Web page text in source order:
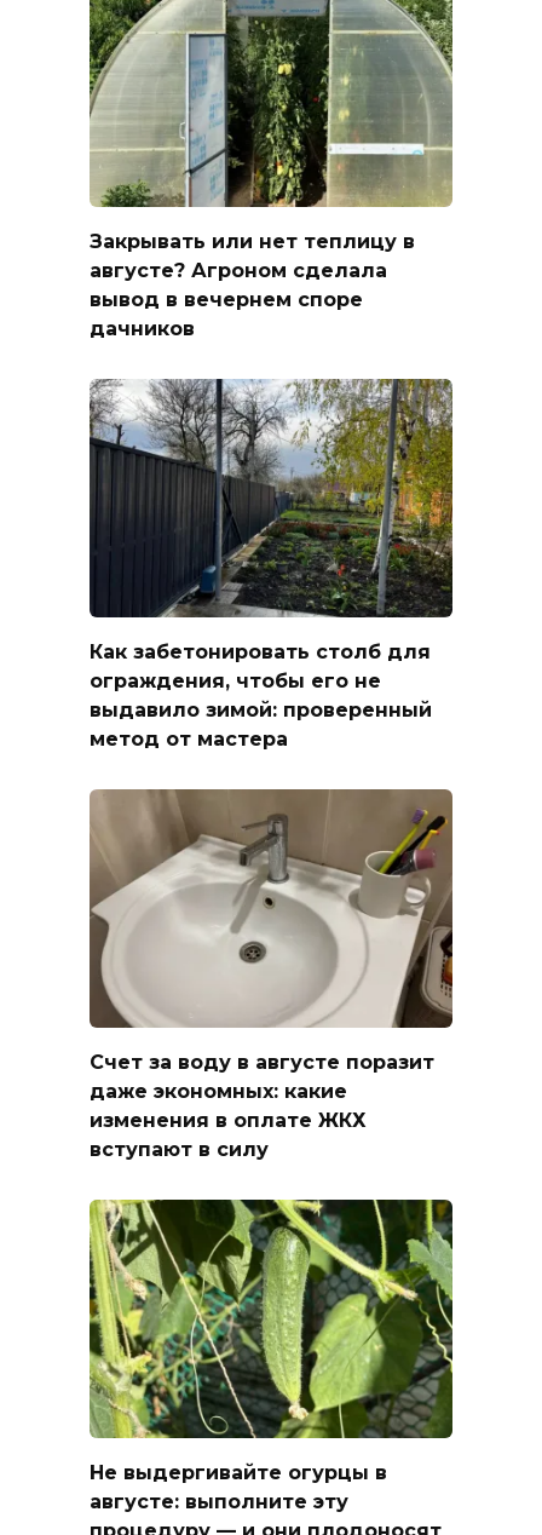
Закрывать или нет теплицу в
августе? Агроном сделала
вывод в вечернем споре
дачников
Как забетонировать столб для
ограждения, чтобы его не
выдавило зимой: проверенный
метод от мастера
Счет за воду в августе поразит
даже экономных: какие
изменения в оплате ЖКХ
вступают в силу
Не выдергивайте огурцы в
августе: выполните эту
процедуру — и они плодоносят